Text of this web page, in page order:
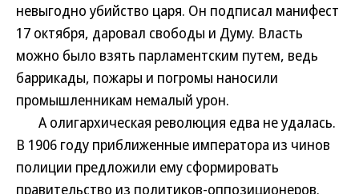
невыгодно убийство царя. Он подписал манифест
17 октября, даровал свободы и Думу. Власть
можно было взять парламентским путем, ведь
баррикады, пожары и погромы наносили
промышленникам немалый урон.
А олигархическая революция едва не удалась.
В 1906 году приближенные императора из чинов
полиции предложили ему сформировать
правительство из политиков-оппозиционеров.